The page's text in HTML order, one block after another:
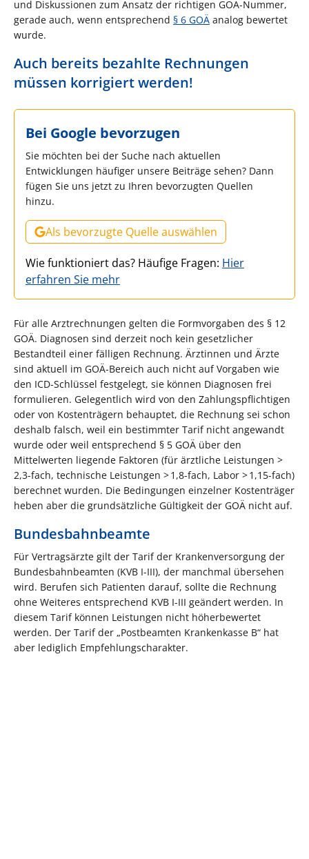
und Diskussionen zum Ansatz der richtigen GOÄ-Nummer,
gerade auch, wenn entsprechend § 6 GOÄ analog bewertet
wurde.
Auch bereits bezahlte Rechnungen
müssen korrigiert werden!
Bei Google bevorzugen
Sie möchten bei der Suche nach aktuellen
Entwicklungen häufiger unsere Beiträge sehen? Dann
fügen Sie uns jetzt zu Ihren bevorzugten Quellen
hinzu.
Als bevorzugte Quelle auswählen
Wie funktioniert das? Häufige Fragen: Hier
erfahren Sie mehr
Für alle Arztrechnungen gelten die Formvorgaben des § 12
GOÄ. Diagnosen sind derzeit noch kein gesetzlicher
Bestandteil einer fälligen Rechnung. Ärztinnen und Ärzte
sind aktuell im GOÄ-Bereich auch nicht auf Vorgaben wie
den ICD-Schlüssel festgelegt, sie können Diagnosen frei
formulieren. Gelegentlich wird von den Zahlungspflichtigen
oder von Kostenträgern behauptet, die Rechnung sei schon
deshalb falsch, weil ein bestimmter Tarif nicht angewandt
wurde oder weil entsprechend § 5 GOÄ über den
Mittelwerten liegende Faktoren (für ärztliche Leistungen >
2,3-fach, technische Leistungen > 1,8-fach, Labor > 1,15-fach)
berechnet wurden. Die Bedingungen einzelner Kostenträger
heben aber die grundsätzliche Gültigkeit der GOÄ nicht auf.
Bundesbahnbeamte
Für Vertragsärzte gilt der Tarif der Krankenversorgung der
Bundesbahnbeamten (KVB I-III), der manchmal übersehen
wird. Berufen sich Patienten darauf, sollte die Rechnung
ohne Weiteres entsprechend KVB I-III geändert werden. In
diesem Tarif können Leistungen nicht höherbewertet
werden. Der Tarif der „Postbeamten Krankenkasse B“ hat
aber lediglich Empfehlungscharakter.